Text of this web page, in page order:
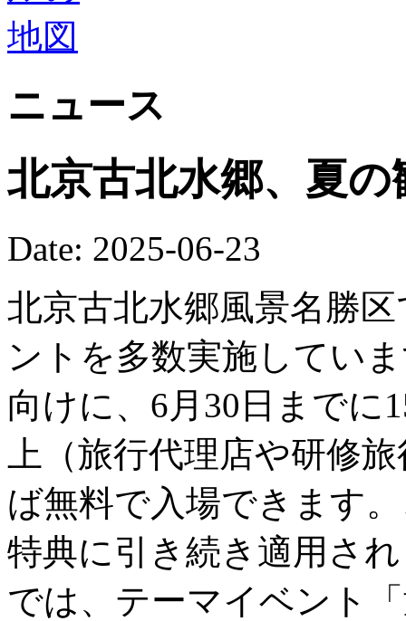
ニュース
北京古北水郷、夏
Date: 2025-06-23
北京古北水郷風景名勝
ントを多数実施してい
向けに、6月30日までに
上（旅行代理店や研修
ば無料で入場できます
特典に引き続き適用さ
では、テーマイベント